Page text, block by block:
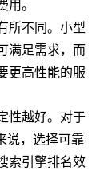
。
所不同。小型
满足需求，而
更高性能的服
性越好。对于
说，选择可靠
索引擎排名效